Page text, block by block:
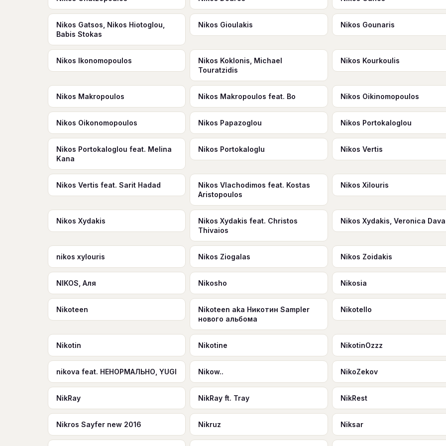
Nikos Gatsos, Nikos Hiotoglou,
Babis Stokas
Nikos Gioulakis Nikos Gounaris
Nikos Ikonomopoulos
Nikos Koklonis, Michael
Touratzidis
Nikos Kourkoulis
Nikos Makropoulos Nikos Makropoulos feat. Bo Nikos Oikinomopoulos
Nikos Oikonomopoulos Nikos Papazoglou Nikos Portokaloglou
Nikos Portokaloglou feat. Melina
Kana
Nikos Portokaloglu Nikos Vertis
Nikos Vertis feat. Sarit Hadad
Nikos Vlachodimos feat. Kostas
Aristopoulos
Nikos Xilouris
Nikos Xydakis
Nikos Xydakis feat. Christos
Thivaios
Nikos Xydakis, Veronica
nikos xylouris Nikos Ziogalas Nikos Zoidakis
NIKOS, Аля Nikosho Nikosia
Nikoteen
Nikoteen aka Никотин Sampler
нового альбома
Nikotello
Nikotin Nikotine NikotinOzzz
nikova feat. НЕНОРМАЛЬНО, YUGI Nikow.. NikoZekov
NikRay NikRay ft. Tray NikRest
Nikros Sayfer new 2016 Nikruz Niksar